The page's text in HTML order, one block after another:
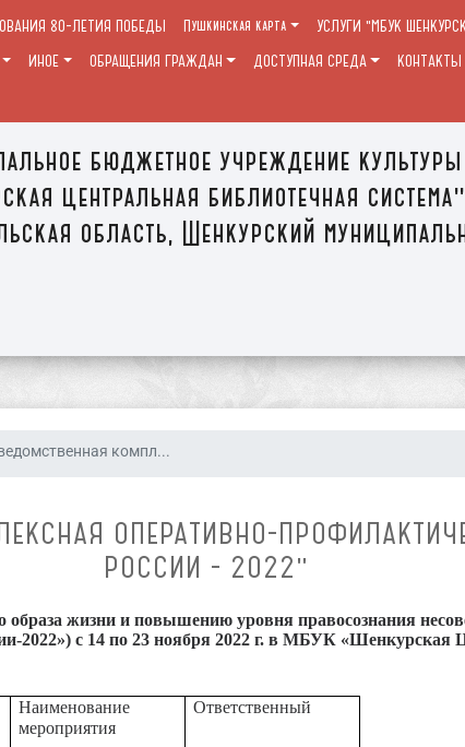
бюджетное учреждение культуры
центральная библиотечная система"
область, Шенкурский
80-ЛЕТИЯ ПОБЕДЫ Пушкинская карта УСЛУГИ "МБУК
ИНОЕ ОБРАЩЕНИЯ ГРАЖДАН ДОСТУПНАЯ СРЕДА
КОНТАКТЫ
компл...
ОПЕРАТИВНО-
РОССИИ - 2022"
жизни и повышению уровня правосознания
2022») с 14 по 23 ноября 2022 г. в МБУК «Шенкурская
Наименование
мероприятия
Ответственный